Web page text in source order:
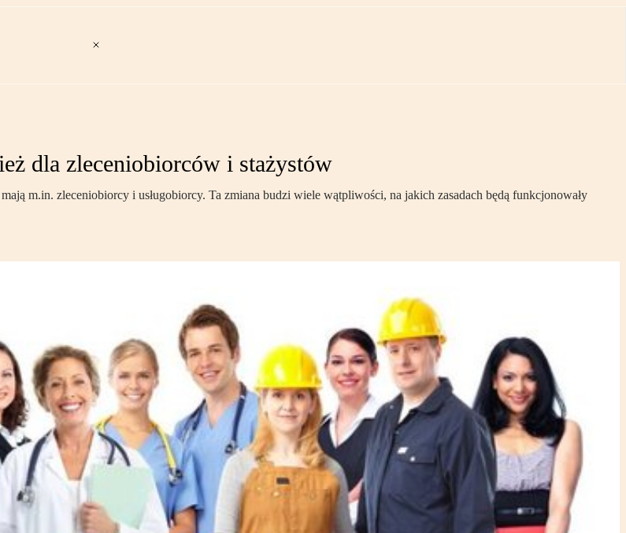
dla zleceniobiorców i stażystów
m.in. zleceniobiorcy i usługobiorcy. Ta zmiana budzi wiele wątpliwości, na jakich zasadach będą funkcjonowały